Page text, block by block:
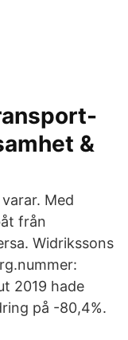
&
Med
från
Widrikssons
2019 hade
på -80,4%.